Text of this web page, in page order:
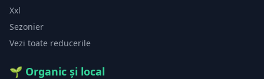
Xxl
Sezonier
Vezi toate reducerile
🌱 Organic și local